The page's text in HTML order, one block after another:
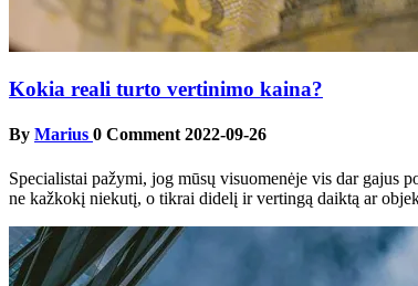
Kokia reali turto vertinimo kaina?
By Marius 0 Comment 2022-09-26
Specialistai pažymi, jog mūsų visuomenėje vis dar gajus
ne kažkokį niekutį, o tikrai didelį ir vertingą daiktą ar